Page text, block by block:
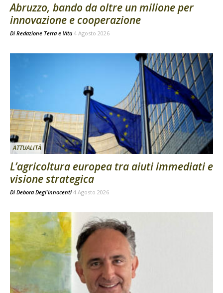
Abruzzo, bando da oltre un milione per
innovazione e cooperazione
Di Redazione Terra e Vita 4 Agosto 2026
ATTUALITÀ
L’agricoltura europea tra aiuti immediati e
visione strategica
Di Debora Degl'Innocenti 4 Agosto 2026